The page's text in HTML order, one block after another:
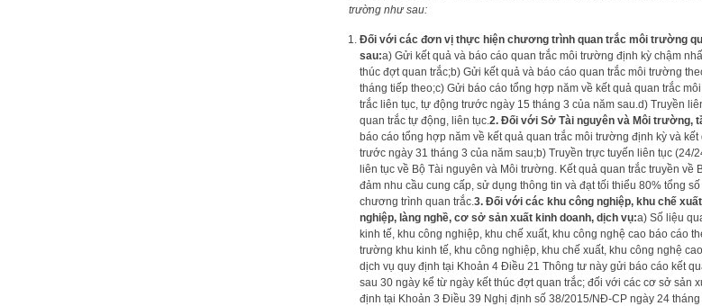
trường như sau:
Đối với các đơn vị thực hiện chương trình quan trắc môi trường
sau:a) Gửi kết quả và báo cáo quan trắc môi trường định kỳ chậm
thúc đợt quan trắc;b) Gửi kết quả và báo cáo quan trắc môi trường
tháng tiếp theo;c) Gửi báo cáo tổng hợp năm về kết quả quan trắc
trắc liên tục, tự động trước ngày 15 tháng 3 của năm sau.d) Truyền
quan trắc tự động, liên tục.2. Đối với Sở Tài nguyên và Môi trường,
báo cáo tổng hợp năm về kết quả quan trắc môi trường định kỳ và
trước ngày 31 tháng 3 của năm sau;b) Truyền trực tuyến liên tục (24/
liên tục về Bộ Tài nguyên và Môi trường. Kết quả quan trắc truyền về
đảm nhu cầu cung cấp, sử dụng thông tin và đạt tối thiểu 80% tổng
chương trình quan trắc.3. Đối với các khu công nghiệp, khu chế
nghiệp, làng nghề, cơ sở sản xuất kinh doanh, dịch vụ:a) Số liệu
kinh tế, khu công nghiệp, khu chế xuất, khu công nghệ cao báo cáo
trường khu kinh tế, khu công nghiệp, khu chế xuất, khu công nghệ
dịch vụ quy định tại Khoản 4 Điều 21 Thông tư này gửi báo cáo kết
sau 30 ngày kể từ ngày kết thúc đợt quan trắc; đối với các cơ sở sản
định tại Khoản 3 Điều 39 Nghị định số 38/2015/NĐ-CP ngày 24